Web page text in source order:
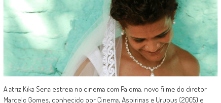
A atriz Kika Sena estreia no cinema com Paloma, novo filme do diretor
Marcelo Gomes, conhecido por Cinema, Aspirinas e Urubus (2005) e